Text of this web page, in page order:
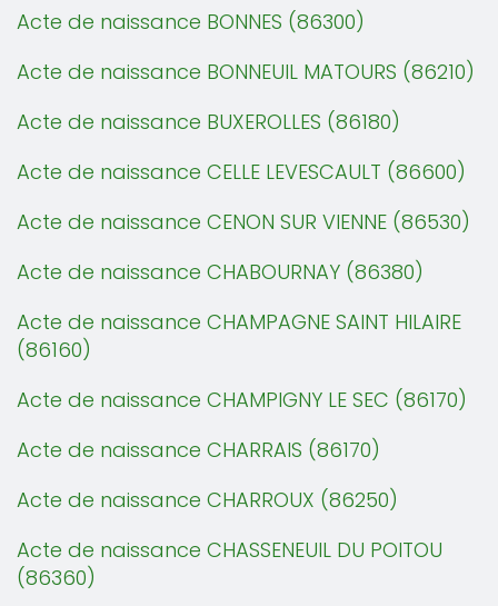
Acte de naissance BONNES (86300)
Acte de naissance BONNEUIL MATOURS (86210)
Acte de naissance BUXEROLLES (86180)
Acte de naissance CELLE LEVESCAULT (86600)
Acte de naissance CENON SUR VIENNE (86530)
Acte de naissance CHABOURNAY (86380)
Acte de naissance CHAMPAGNE SAINT HILAIRE
(86160)
Acte de naissance CHAMPIGNY LE SEC (86170)
Acte de naissance CHARRAIS (86170)
Acte de naissance CHARROUX (86250)
Acte de naissance CHASSENEUIL DU POITOU
(86360)